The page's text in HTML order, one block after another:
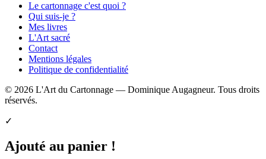
Le cartonnage c'est quoi ?
Qui suis-je ?
Mes livres
L'Art sacré
Contact
Mentions légales
Politique de confidentialité
© 2026 L'Art du Cartonnage — Dominique Augagneur. Tous droits
réservés.
✓
Ajouté au panier !